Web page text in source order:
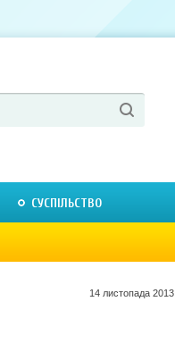
СУСПІЛЬСТВО
14 листопада 2013